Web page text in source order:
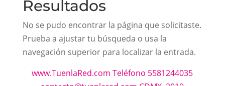
Resultados
No se pudo encontrar la página que solicitaste.
Prueba a ajustar tu búsqueda o usa la
navegación superior para localizar la entrada.
www.TuenlaRed.com Teléfono 5581244035